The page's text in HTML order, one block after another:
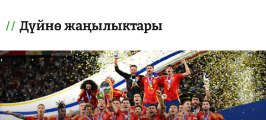
Дүйнө жаңылыктары